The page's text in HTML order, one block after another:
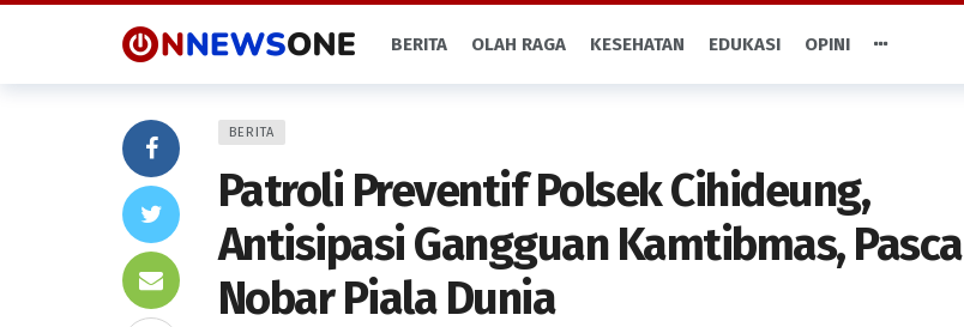
BERITA OLAH RAGA KESEHATAN EDUKASI OPINI
BERITA
Patroli Preventif Polsek Cihideung,
Antisipasi Gangguan Kamtibmas, Pasca
Nobar Piala Dunia